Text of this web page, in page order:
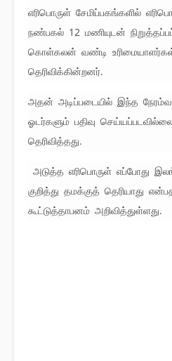
எரிபொருள் சேமிப்பகங்களில்
நண்பகல் 12 மணியுடன்
கொள்கலன் வண்டி
தெரிவிக்கின்றனர்.
அதன் அடிப்படையில் இந்த
ஓடர்களும் பதிவு
தெரிவித்தது.
அடுத்த எரிபொருள் எப்போது
குறித்து தமக்குத் தெரியாது
கூட்டுத்தாபனம் அறிவித்துள்ளது.